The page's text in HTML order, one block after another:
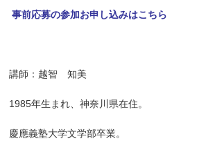
事前応募の参加お申し込みはこちら
講師：越智 知美
1985年生まれ、神奈川県在住。
慶應義塾大学文学部卒業。